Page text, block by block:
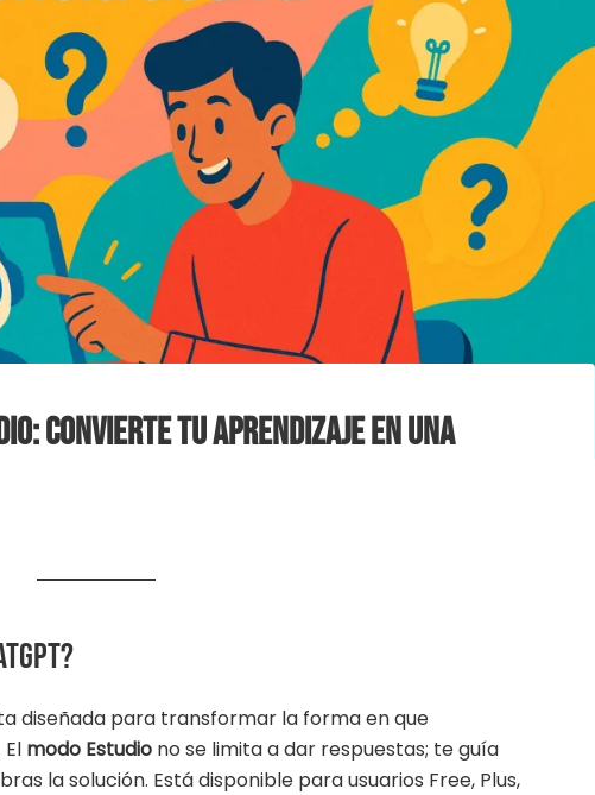
convierte tu aprendizaje en una
diseñada para transformar la forma en que
modo Estudio no se limita a dar respuestas; te guía
la solución. Está disponible para usuarios Free, Plus,